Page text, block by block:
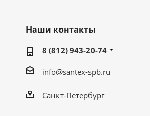
Наши контакты
8 (812) 943-20-74
info@santex-spb.ru
Санкт-Петербург